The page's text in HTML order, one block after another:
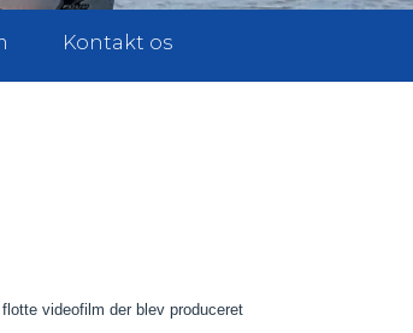
Kontakt os
videofilm der blev produceret